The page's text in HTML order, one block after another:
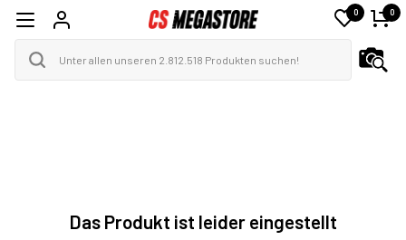
0 0
Das Produkt ist leider eingestellt